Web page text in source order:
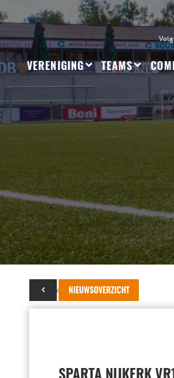
VERENIGING TEAMS
NIEUWSOVERZICHT
17 september 2023